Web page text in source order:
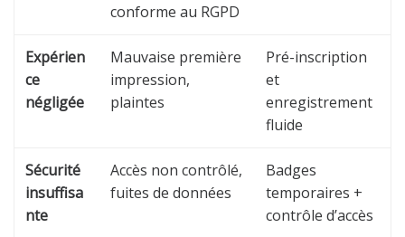
conforme au RGPD
Expérien
ce
négligée
Mauvaise première
impression,
plaintes
Pré-inscription
et
enregistrement
fluide
Sécurité
insuffisa
nte
Accès non contrôlé,
fuites de données
Badges
temporaires +
contrôle d’accès